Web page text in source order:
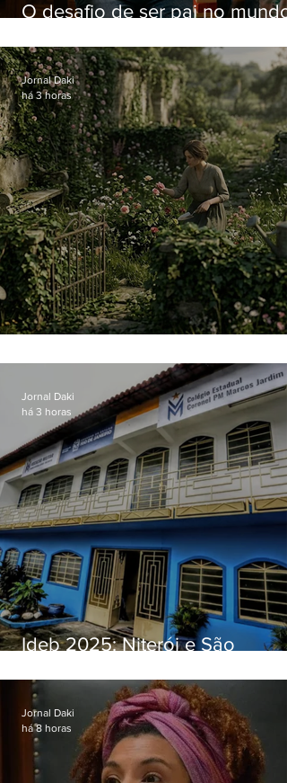
O desafio de ser pai no mundo
Jornal Daki
há 3 horas
Ideb 2025: Niterói e São
distintos no ensino médio; veja
Jornal Daki
há 3 horas
Jornal Daki
há 8 horas